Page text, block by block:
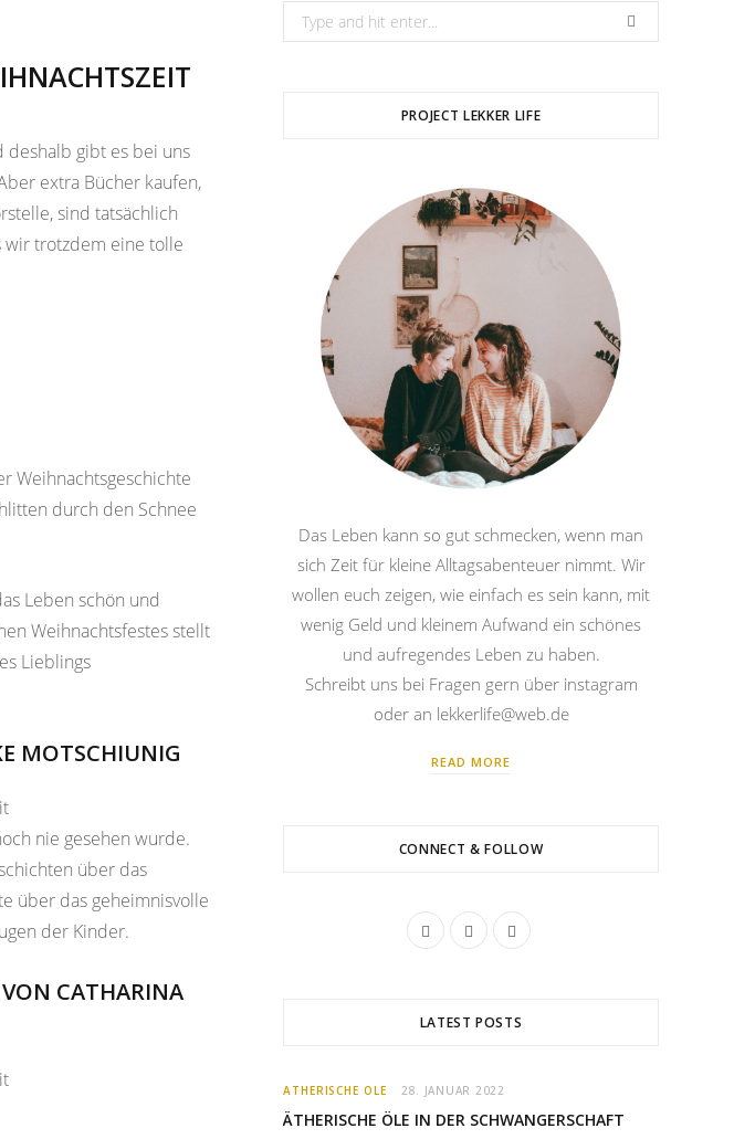
deshalb gibt es bei uns
extra Bücher kaufen,
sind tatsächlich
wir trotzdem eine tolle
Weihnachtsgeschichte
durch den Schnee
Leben schön und
Weihnachtsfestes stellt
Lieblings
MOTSCHIUNIG
nie gesehen wurde.
über das
über das geheimnisvolle
der Kinder.
CATHARINA
Search
for:
PROJECT LEKKER LIFE
Das Leben kann so gut schmecken, wenn man
sich Zeit für kleine Alltagsabenteuer nimmt. Wir
wollen euch zeigen, wie einfach es sein kann, mit
wenig Geld und kleinem Aufwand ein schönes
und aufregendes Leben zu haben.
Schreibt uns bei Fragen gern über instagram
oder an lekkerlife@web.de
READ MORE
CONNECT & FOLLOW
I
g
P
r
R
LATEST POSTS
ÄTHERISCHE ÖLE 28. JANUAR 2022
ÄTHERISCHE ÖLE IN DER SCHWANGERSCHAFT